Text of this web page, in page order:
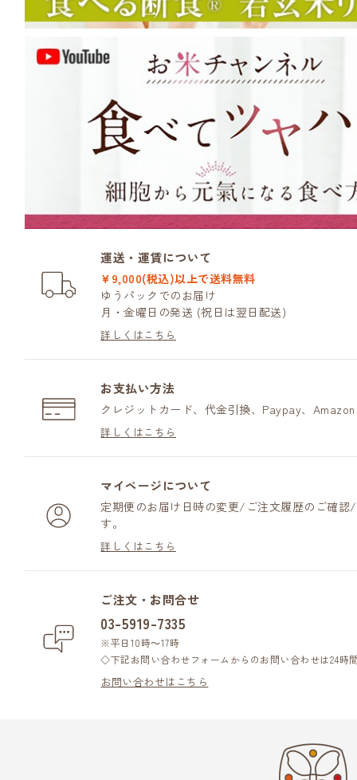
運送・運賃について
¥9,000(税込)以上で送料無料
ゆうパックでのお届け
月・金曜日の発送 (祝日は翌日配送)
詳しくはこちら
お支払い方法
クレジットカード、代金引換、Paypay、
詳しくはこちら
マイページについて
定期便のお届け日時の変更/ご注文履歴のご確
す。
詳しくはこちら
ご注文・お問合せ
03-5919-7335
※平日10時～17時
◇下記お問い合わせフォームからのお問い合わせは24時
お問い合わせはこちら